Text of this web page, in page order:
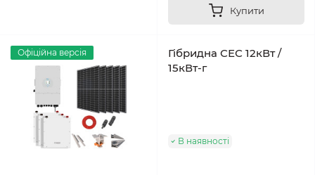
Купити
Офіційна версія
Гібридна СЕС 12кВт /
15кВт-г
В наявності